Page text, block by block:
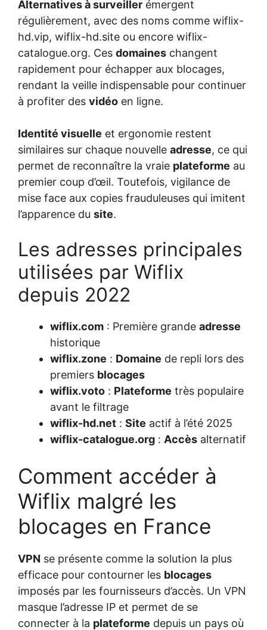
Alternatives à surveiller émergent
régulièrement, avec des noms comme wiflix-
hd.vip, wiflix-hd.site ou encore wiflix-
catalogue.org. Ces domaines changent
rapidement pour échapper aux blocages,
rendant la veille indispensable pour continuer
à profiter des vidéo en ligne.
Identité visuelle et ergonomie restent
similaires sur chaque nouvelle adresse, ce qui
permet de reconnaître la vraie plateforme au
premier coup d’œil. Toutefois, vigilance de
mise face aux copies frauduleuses qui imitent
l’apparence du site.
Les adresses principales
utilisées par Wiflix
depuis 2022
wiflix.com : Première grande adresse
historique
wiflix.zone : Domaine de repli lors des
premiers blocages
wiflix.voto : Plateforme très populaire
avant le filtrage
wiflix-hd.net : Site actif à l’été 2025
wiflix-catalogue.org : Accès alternatif
Comment accéder à
Wiflix malgré les
blocages en France
VPN se présente comme la solution la plus
efficace pour contourner les blocages
imposés par les fournisseurs d’accès. Un VPN
masque l’adresse IP et permet de se
connecter à la plateforme depuis un pays où